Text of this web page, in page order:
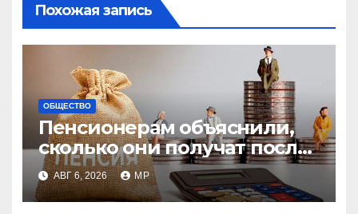
Похожая запись
ОБЩЕСТВО
Пенсионерам объяснили,
сколько они получат после
индексации
АВГ 6, 2026 MP